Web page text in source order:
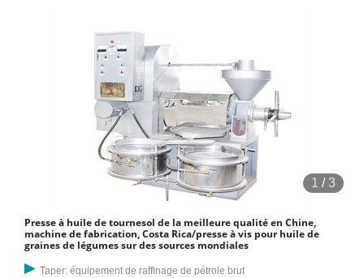
1 /3
Presse à huile de tournesol de la meilleure qualité en Chine,
machine de fabrication, Costa Rica/presse à vis pour huile de
graines de légumes sur des sources mondiales
Taper: équipement de raffinage de pétrole brut